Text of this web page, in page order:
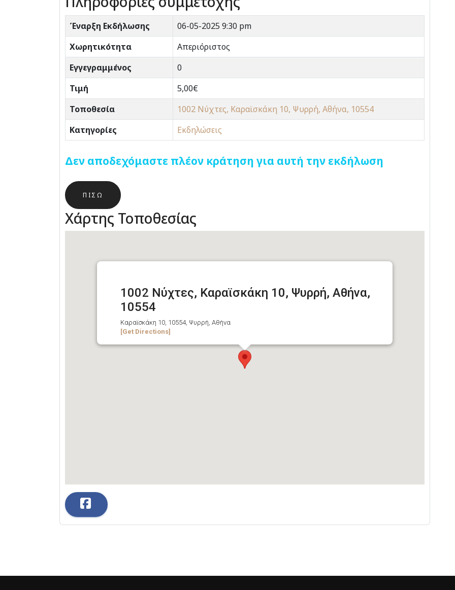
Έναρξη Εκδήλωσης
06-05-2025 9:30 pm
Χωρητικότητα
Απεριόριστος
Εγγεγραμμένος
0
Τιμή
5,00€
Τοποθεσία
1002 Νύχτες, Καραϊσκάκη 10, Ψυρρή, Αθήνα, 10554
Κατηγορίες
Εκδηλώσεις
Δεν αποδεχόμαστε πλέον κράτηση για αυτή την εκδήλωση
ΠΊΣΩ
Χάρτης Τοποθεσίας
1002 Νύχτες, Καραϊσκάκη 10, Ψυρρή, Αθήνα,
10554
Καραϊσκάκη 10, 10554, Ψυρρή, Αθήνα
[Get Directions]